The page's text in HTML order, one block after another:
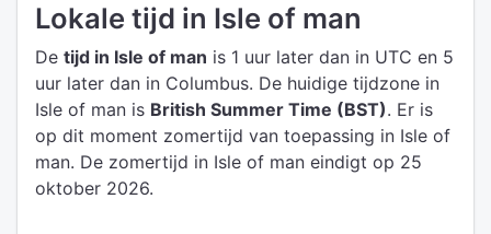
Lokale tijd in Isle of man
De tijd in Isle of man is 1 uur later dan in UTC en 5
uur later dan in Columbus. De huidige tijdzone in
Isle of man is British Summer Time (BST). Er is
op dit moment zomertijd van toepassing in Isle of
man. De zomertijd in Isle of man eindigt op 25
oktober 2026.